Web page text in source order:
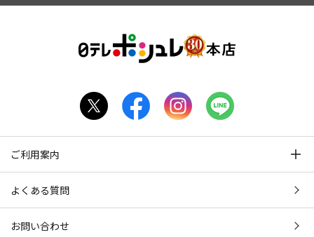
ご利用案内
よくある質問
お問い合わせ